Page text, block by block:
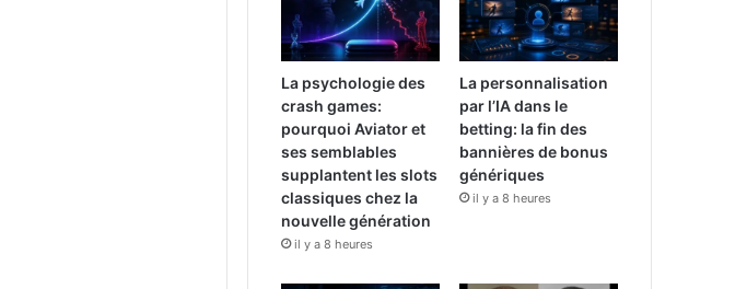
La psychologie des
crash games:
pourquoi Aviator et
ses semblables
supplantent les slots
classiques chez la
nouvelle génération
il y a 8 heures
La personnalisation
par l’IA dans le
betting: la fin des
bannières de bonus
génériques
il y a 8 heures